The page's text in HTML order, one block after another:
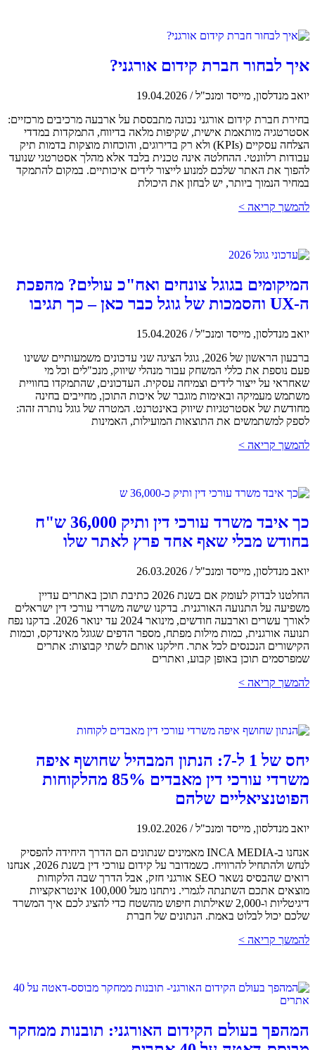
איך לבחור חברת קידום אורגני?
יואב מנדלסון, מייסד ומנכ"ל/
19.04.2026
בחירת חברת קידום אורגני נכונה מתבססת על ארבעה מרכיבים מרכזיים:
אסטרטגיה מותאמת אישית, שקיפות מלאה בדיווח, התמקדות במדדי
הצלחה עסקיים (KPIs) ולא רק בדירוגים, והוכחות מוצקות בדמות תיק
עבודות רלוונטי. ההחלטה אינה טכנית בלבד אלא מהלך אסטרטגי שנועד
להפוך את האתר שלכם למנוע לייצור לידים איכותיים. במקום להתמקד
במחיר הנמוך ביותר, יש לבחון את היכולת
להמשך קריאה >
המיקומים בגוגל צונחים ואח"כ עולים? מהפכת
ה-UX והסמכות של גוגל כבר כאן – כך תגיבו
יואב מנדלסון, מייסד ומנכ"ל/
15.04.2026
ברבעון הראשון של 2026, גוגל הציגה שני עדכונים משמעותיים ששינו
פעם נוספת את כללי המשחק עבור מנהלי שיווק, מנכ"לים וכל מי
שאחראי על ייצור לידים וצמיחה עסקית. העדכונים, שהתמקדו בחוויית
משתמש מעמיקה ובאימות מוגבר של איכות התוכן, מחייבים בחינה
מחודשת של אסטרטגיות שיווק באינטרנט. המטרה של גוגל נותרה זהה:
לספק למשתמשים את התוצאות המועילות, האמינות
להמשך קריאה >
כך איבד משרד עורכי דין ותיק 36,000 ש"ח
בחודש מבלי שאף אחד פרץ לאתר שלו
יואב מנדלסון, מייסד ומנכ"ל/
26.03.2026
החלטנו לבדוק לעומק אם בשנת 2026 כתיבת תוכן באתרים עדיין
משפיעה על התנועה האורגנית. בדקנו שישה משרדי עורכי דין ישראלים
לאורך עשרים וארבעה חודשים, מינואר 2024 עד ינואר 2026. בדקנו נפח
תנועה אורגנית, כמות מילות מפתח, מספר הדפים שגוגל מאינדקס, וכמות
הקישורים הנכנסים לכל אתר. חילקנו אותם לשתי קבוצות: אתרים
שמפרסמים תוכן באופן קבוע, ואתרים
להמשך קריאה >
יחס של 1 ל-7: הנתון המבהיל שחושף איפה
משרדי עורכי דין מאבדים 85% מהלקוחות
הפוטנציאליים שלהם
יואב מנדלסון, מייסד ומנכ"ל/
19.02.2026
אנחנו ב-INCA MEDIA מאמינים שנתונים הם הדרך היחידה להפסיק
לנחש ולהתחיל להרוויח. כשמדובר על קידום עורכי דין בשנת 2026, אנחנו
רואים שהבסיס נשאר SEO אורגני חזק, אבל הדרך שבה הלקוחות
מוצאים אתכם השתנתה לגמרי. ניתחנו מעל 100,000 אינטראקציות
דיגיטליות ו-2,000 שאילתות חיפוש מהשטח כדי להציג לכם איך המשרד
שלכם יכול לבלוט באמת. הנתונים של חברת
להמשך קריאה >
המהפך בעולם הקידום האורגני: תובנות ממחקר